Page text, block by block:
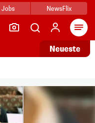
Jobs NewsFlix
Neueste